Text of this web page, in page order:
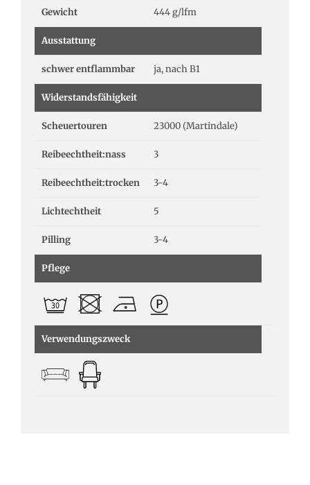
Gewicht 444 g/lfm
Ausstattung
schwer entflammbar ja, nach B1
Widerstandsfähigkeit
Scheuertouren 23000 (Martindale)
Reibeechtheit:nass 3
Reibeechtheit:trocken 3-4
Lichtechtheit 5
Pilling 3-4
Pflege
Verwendungszweck